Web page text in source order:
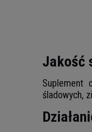
Jakość
Suplement
śladowych,